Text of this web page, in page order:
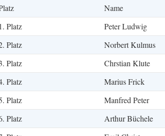
Name
1. Platz
Peter Ludwig
Platz
Norbert Kulmus
Platz
Chrstian Klute
Platz
Marius Frick
Platz
Manfred Peter
Platz
Arthur Büchele